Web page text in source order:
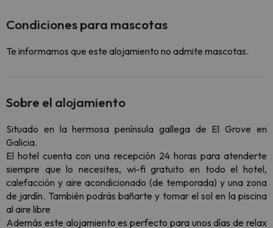
Condiciones para mascotas
Te informamos que este alojamiento no admite mascotas.
Sobre el alojamiento
Situado en la hermosa península gallega de El Grove en
Galicia.
El hotel cuenta con una recepción 24 horas para atenderte
siempre que lo necesites, wi-fi gratuito en todo el hotel,
calefacción y aire acondicionado (de temporada) y una zona
de jardín. También podrás bañarte y tomar el sol en la piscina
al aire libre
Además este alojamiento es perfecto para unos días de relax